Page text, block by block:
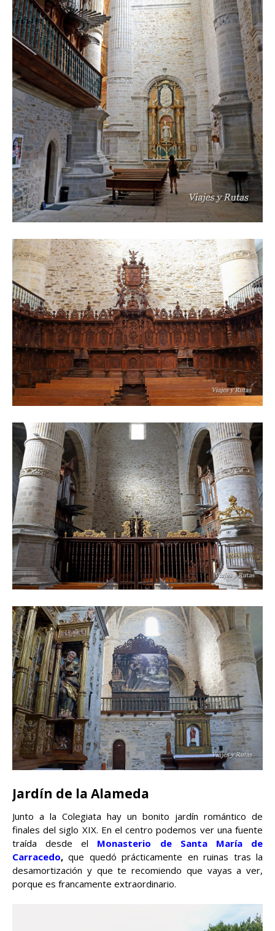
Jardín de la Alameda
Junto a la Colegiata hay un bonito jardín romántico de
finales del siglo XIX. En el centro podemos ver una fuente
traída desde el Monasterio de Santa María de
Carracedo, que quedó prácticamente en ruinas tras la
desamortización y que te recomiendo que vayas a ver,
porque es francamente extraordinario.